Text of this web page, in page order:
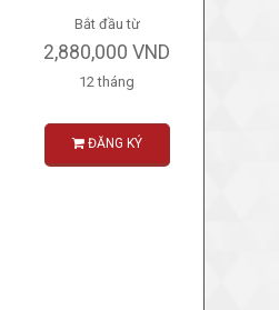
Bắt đầu từ
2,880,000 VND
12 tháng
ĐĂNG KÝ